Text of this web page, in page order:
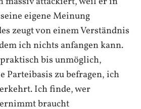
eigene Meinung
zeugt von einem Verständnis
ich nichts anfangen kann.
bis unmöglich,
Parteibasis zu befragen, ich
Ich finde, wer
braucht